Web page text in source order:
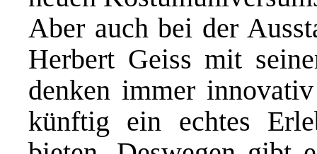
Aber auch bei der
Herbert Geiss mit
denken immer
künftig ein echtes